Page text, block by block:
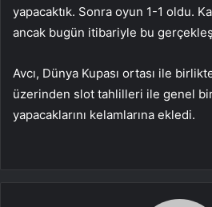
yapacaktık. Sonra oyun 1-1 oldu.
ancak bugün itibariyle bu
Avcı, Dünya Kupası ortası ile
üzerinden slot tahlilleri ile genel
yapacaklarını kelamlarına ekledi.